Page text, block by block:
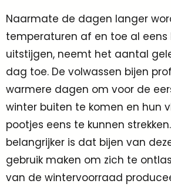
Naarmate de dagen langer
temperaturen af en toe al eens
uitstijgen, neemt het aantal
dag toe. De volwassen bijen
warmere dagen om voor de
winter buiten te komen en hun
pootjes eens te kunnen
belangrijker is dat bijen van
gebruik maken om zich te
van de wintervoorraad